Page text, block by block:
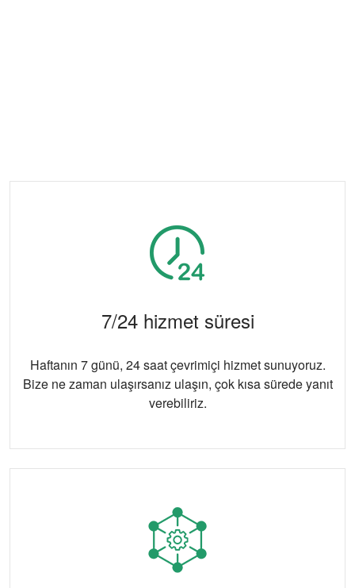
7/24 hizmet süresi
Haftanın 7 günü, 24 saat çevrimiçi hizmet sunuyoruz.
Bize ne zaman ulaşırsanız ulaşın, çok kısa sürede yanıt
verebiliriz.